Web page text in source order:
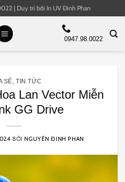
| Duy trì bởi In UV Đinh Phan
0947.98.0022
SẺ ,TIN TỨC
Lan Vector Miễn
GG Drive
BỞI NGUYÊN ĐINH PHAN